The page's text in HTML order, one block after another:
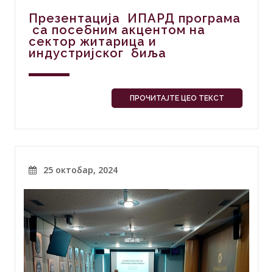
Презентација ИПАРД програма
са посебним акцентом на
сектор житарица и
индустријског биља
ПРОЧИТАЈТЕ ЦЕО ТЕКСТ
25 октобар, 2024